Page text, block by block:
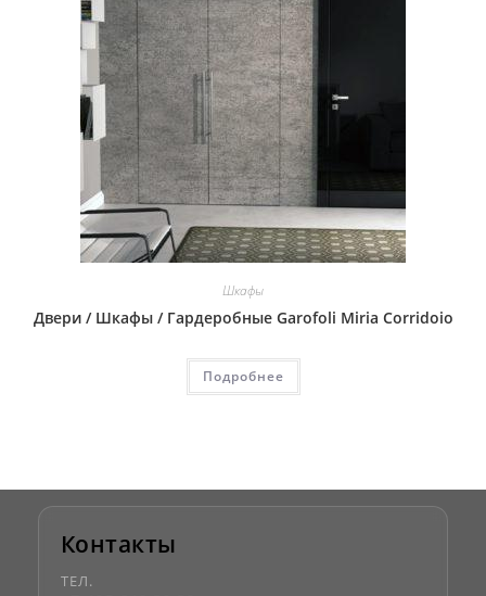
Шкафы
Двери / Шкафы / Гардеробные Garofoli Miria Corridoio
Подробнее
Контакты
ТЕЛ.